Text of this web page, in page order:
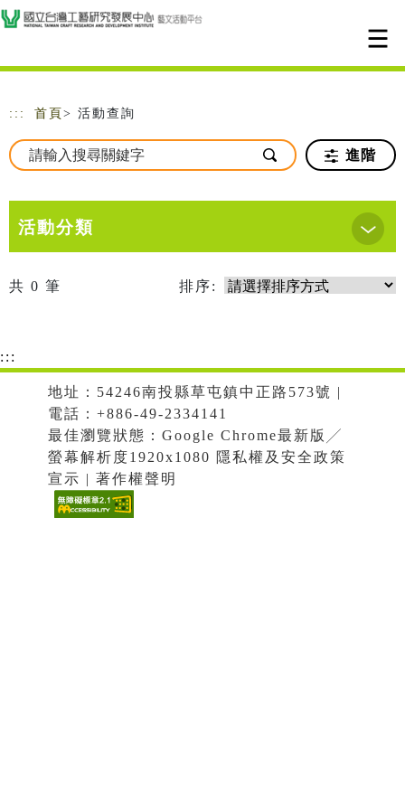
跳到主要內容
網站導覽
::: 首頁 > 活動查詢
進階
活動分類
共 0 筆 排序:
:::
地址：54246南投縣草屯鎮中正路573號 |
電話：+886-49-2334141
最佳瀏覽狀態：Google Chrome最新版╱
螢幕解析度1920x1080 隱私權及安全政策
宣示 | 著作權聲明